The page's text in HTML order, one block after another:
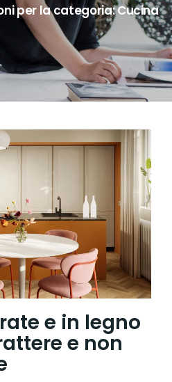
per la categoria: Cucina
e in legno
e non